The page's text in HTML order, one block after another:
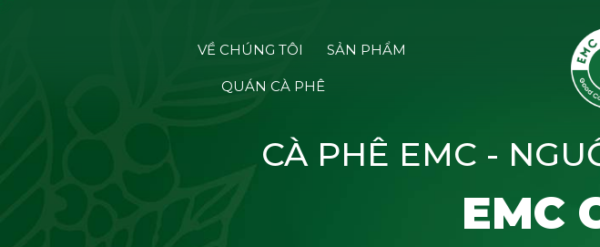
VỀ CHÚNG TÔI SẢN PHẨM
QUÁN CÀ PHÊ
CÀ PHÊ EMC -
EMC